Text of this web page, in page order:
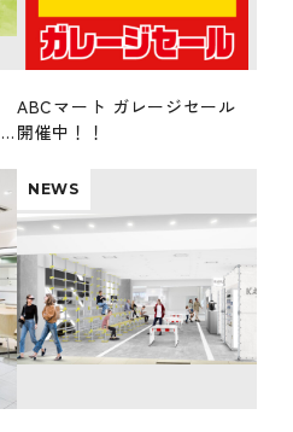
ABCマート ガレージセール
開催中！！
NEWS